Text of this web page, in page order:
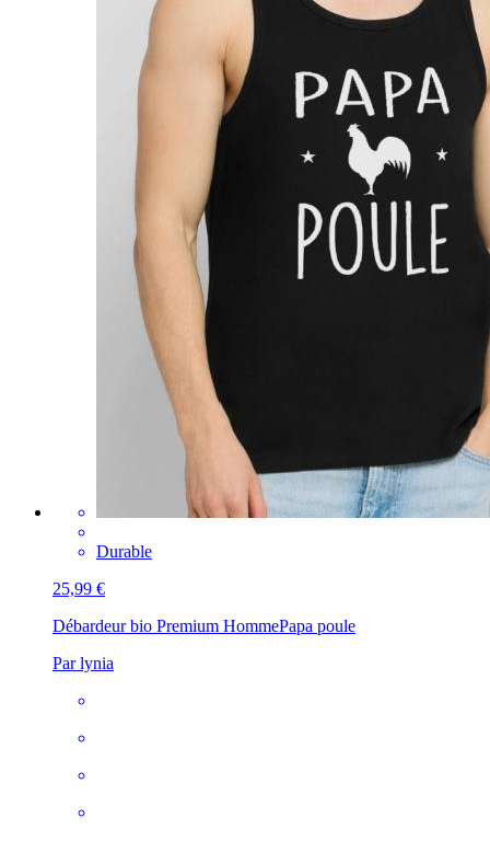
Durable
25,99 €
Débardeur bio Premium HommePapa poule
Par lynia